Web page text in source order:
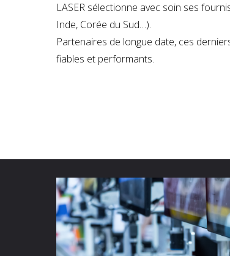
LASER sélectionne avec soin ses
Inde, Corée du Sud…).
Partenaires de longue date, ces
fiables et performants.